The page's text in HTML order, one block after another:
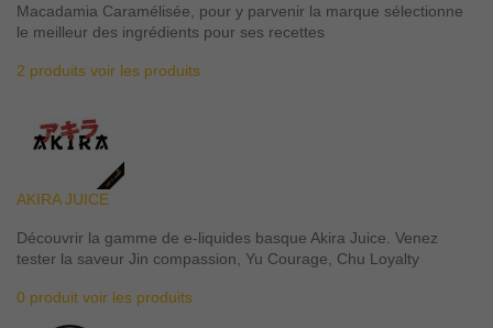
Macadamia Caramélisée, pour y parvenir la marque sélectionne
le meilleur des ingrédients pour ses recettes
2 produits voir les produits
AKIRA JUICE
Découvrir la gamme de e-liquides basque Akira Juice. Venez
tester la saveur Jin compassion, Yu Courage, Chu Loyalty
0 produit voir les produits